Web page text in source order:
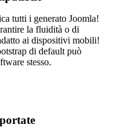
tutti i generato Joomla!
la fluidità o di
ai dispositivi mobili!
di default può
stesso.